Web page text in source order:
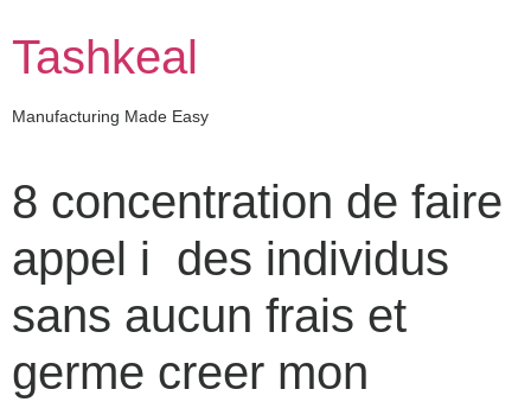
content
Tashkeal
Manufacturing Made Easy
8 concentration de faire
appel i des individus
sans aucun frais et
germe creer mon